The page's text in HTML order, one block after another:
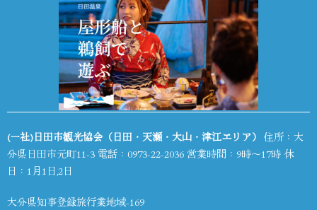
(一社)日田市観光協会（日田・天瀬・大山・津江エリア） 住所：大
分県日田市元町11-3 電話： 0973-22-2036 営業時間：9時～17時 休
日：1月1日,2日
大分県知事登録旅行業地域-169